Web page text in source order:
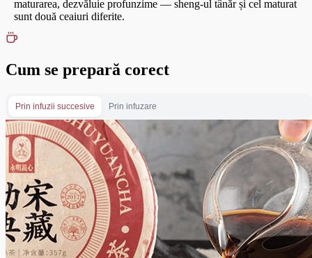
maturarea, dezvăluie profunzime — sheng-ul tânăr și cel maturat
sunt două ceaiuri diferite.
Cum se prepară corect
Prin infuzii succesive Prin infuzare